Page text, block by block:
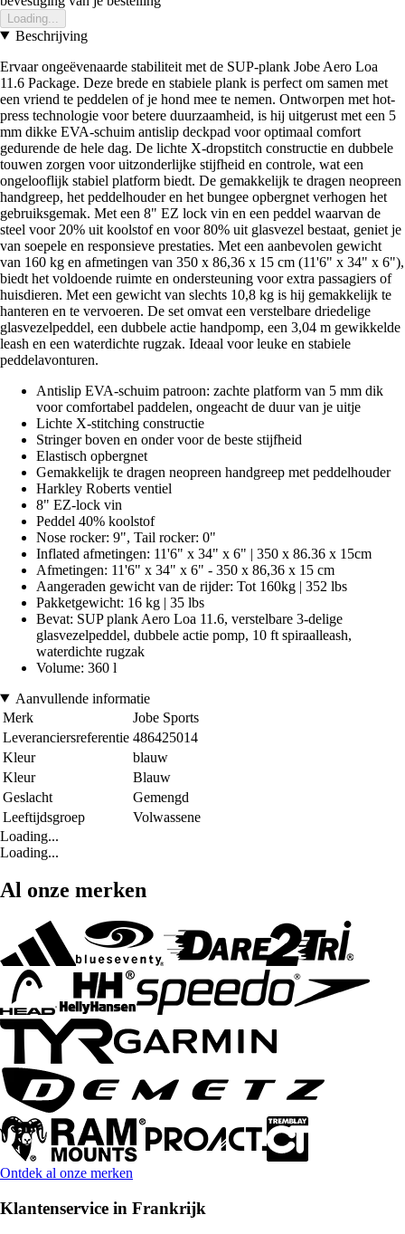
Loading...
Beschrijving
Ervaar ongeëvenaarde stabiliteit met de SUP-plank Jobe Aero Loa
11.6 Package. Deze brede en stabiele plank is perfect om samen met
een vriend te peddelen of je hond mee te nemen. Ontworpen met hot-
press technologie voor betere duurzaamheid, is hij uitgerust met een 5
mm dikke EVA-schuim antislip deckpad voor optimaal comfort
gedurende de hele dag. De lichte X-dropstitch constructie en dubbele
touwen zorgen voor uitzonderlijke stijfheid en controle, wat een
ongelooflijk stabiel platform biedt. De gemakkelijk te dragen neopreen
handgreep, het peddelhouder en het bungee opbergnet verhogen het
gebruiksgemak. Met een 8" EZ lock vin en een peddel waarvan de
steel voor 20% uit koolstof en voor 80% uit glasvezel bestaat, geniet je
van soepele en responsieve prestaties. Met een aanbevolen gewicht
van 160 kg en afmetingen van 350 x 86,36 x 15 cm (11'6" x 34" x 6"),
biedt het voldoende ruimte en ondersteuning voor extra passagiers of
huisdieren. Met een gewicht van slechts 10,8 kg is hij gemakkelijk te
hanteren en te vervoeren. De set omvat een verstelbare driedelige
glasvezelpeddel, een dubbele actie handpomp, een 3,04 m gewikkelde
leash en een waterdichte rugzak. Ideaal voor leuke en stabiele
peddelavonturen.
Antislip EVA-schuim patroon: zachte platform van 5 mm dik
voor comfortabel paddelen, ongeacht de duur van je uitje
Lichte X-stitching constructie
Stringer boven en onder voor de beste stijfheid
Elastisch opbergnet
Gemakkelijk te dragen neopreen handgreep met peddelhouder
Harkley Roberts ventiel
8" EZ-lock vin
Peddel 40% koolstof
Nose rocker: 9", Tail rocker: 0"
Inflated afmetingen: 11'6" x 34" x 6" | 350 x 86.36 x 15cm
Afmetingen: 11'6" x 34" x 6" - 350 x 86,36 x 15 cm
Aangeraden gewicht van de rijder: Tot 160kg | 352 lbs
Pakketgewicht: 16 kg | 35 lbs
Bevat: SUP plank Aero Loa 11.6, verstelbare 3-delige
glasvezelpeddel, dubbele actie pomp, 10 ft spiraalleash,
waterdichte rugzak
Volume: 360 l
Aanvullende informatie
Merk
Jobe Sports
Leveranciersreferentie 486425014
Kleur
blauw
Kleur
Blauw
Geslacht
Gemengd
Leeftijdsgroep
Volwassene
Loading...
Loading...
Al onze merken
Ontdek al onze merken
Klantenservice in Frankrijk